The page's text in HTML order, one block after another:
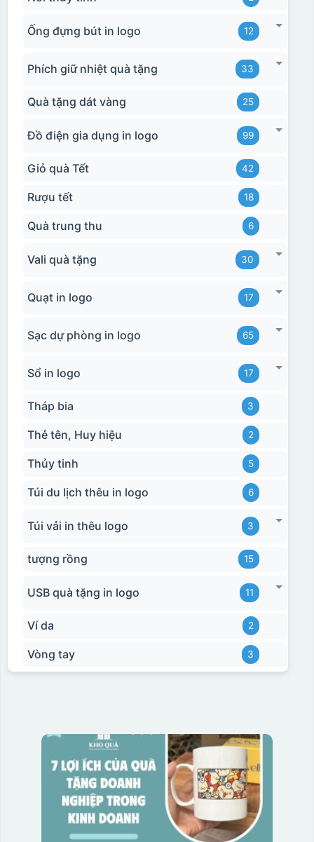
Ống đựng bút in logo 12
Phích giữ nhiệt quà tặng 33
Quà tặng dát vàng 25
Đồ điện gia dụng in logo 99
Giỏ quà Tết 42
Rượu tết 18
Quà trung thu 6
Vali quà tặng 30
Quạt in logo 17
Sạc dự phòng in logo 65
Sổ in logo 17
Tháp bia 3
Thẻ tên, Huy hiệu 2
Thủy tinh 5
Túi du lịch thêu in logo 6
Túi vải in thêu logo 3
tượng rồng 15
USB quà tặng in logo 11
Ví da 2
Vòng tay 3